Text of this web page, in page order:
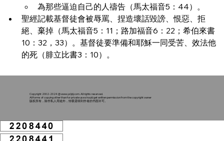
為那些逼迫自己的人禱告（馬太福音5：44）。
聖經記載基督徒會被辱罵、捏造壞話毀謗、恨惡、拒
絕、棄掉（馬太福音5：11；路加福音6：22；希伯來書
10：32，33）。基督徒要準備和耶穌一同受苦、效法他
的死（腓立比書3：10）。
Copyright 2002-2024 @www.ysljdj.com. All rights reserved.
All forms of copying other than for private use should get written permission from the copyright owner
版权所有，除作私人用途外，转载需得到作者的书面许可。